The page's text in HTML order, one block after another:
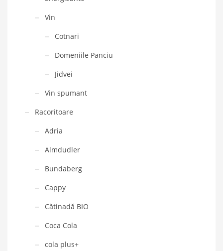
Vin
Cotnari
Domeniile Panciu
Jidvei
Vin spumant
Racoritoare
Adria
Almdudler
Bundaberg
Cappy
Cătinadă BIO
Coca Cola
cola plus+